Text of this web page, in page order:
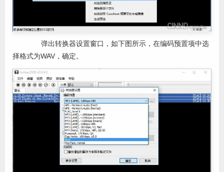
弹出转换器设置窗口，如下图所示，在编码预置项中选
择格式为WAV，确定。